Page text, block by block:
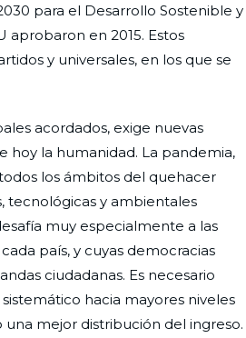
para el Desarrollo Sostenible y
aprobaron en 2015. Estos
y universales, en los que se
acordados, exige nuevas
hoy la humanidad. La pandemia,
los ámbitos del quehacer
tecnológicas y ambientales
muy especialmente a las
país, y cuyas democracias
ciudadanas. Es necesario
hacia mayores niveles
mejor distribución del ingreso.